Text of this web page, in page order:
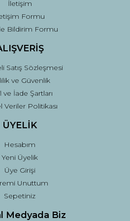
İletişim
Formu
Bildirim Formu
Satış Sözleşmesi
ve Güvenlik
ve İade Şartları
Veriler Politikası
ÜYELİK
Hesabım
Yeni Üyelik
Üye Girişi
Unuttum
Sepetiniz
Medyada Biz